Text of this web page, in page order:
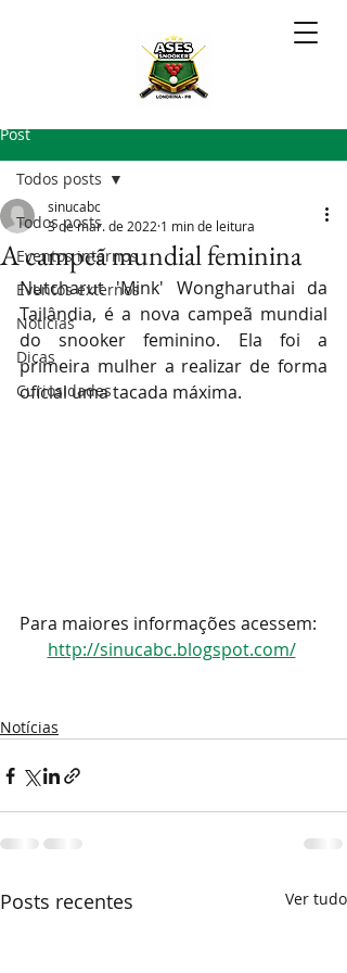
Post
Todos posts
Eventos internos
Eventos externos
Notícias
Dicas
Curiosidades
Todos posts
A campeã mundial feminina
sinucabc
3 de mar. de 2022 1 min de leitura
Nutcharut 'Mink' Wongharuthai da
Tailândia, é a nova campeã mundial
do snooker feminino. Ela foi a
primeira mulher a realizar de forma
oficial uma tacada máxima.
Para maiores informações acessem:
http://sinucabc.blogspot.com/
Notícias
Posts recentes Ver tudo